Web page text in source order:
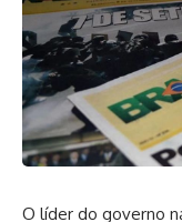
O líder do governo